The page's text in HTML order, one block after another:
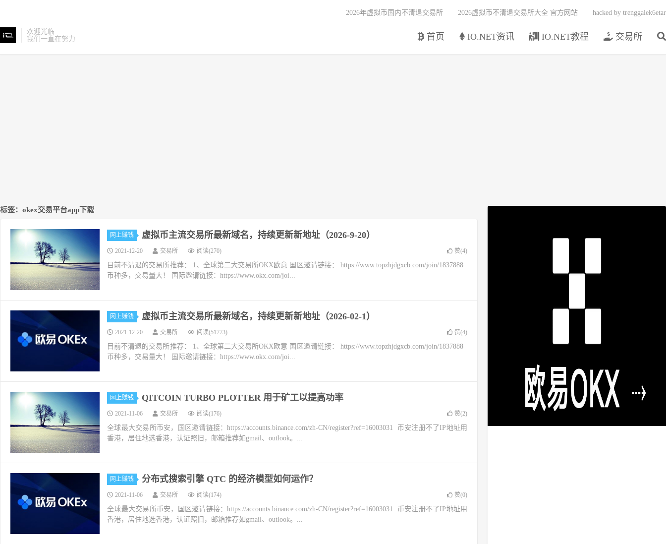
欢迎光临
我们一直在努力
首页 IO.NET资讯 IO.NET教程 交易所
2026年虚拟币国内不清退交易所 2026虚拟币不清退交易所大全 官方网站 hacked by trenggalek6etar
标签：okex交易平台app下载
网上赚钱 虚拟币主流交易所最新域名，持续更新新地址（2026-9-20）
2021-12-20 交易所 阅读(270) 赞(4)
目前不清退的交易所推荐： 1、全球第二大交易所OKX欧意 国区邀请链接： https://www.topzhjdgxcb.com/join/1837888
币种多，交易量大！ 国际邀请链接：https://www.okx.com/joi...
网上赚钱 虚拟币主流交易所最新域名，持续更新新地址（2026-02-1）
2021-12-20 交易所 阅读(51773) 赞(4)
目前不清退的交易所推荐： 1、全球第二大交易所OKX欧意 国区邀请链接： https://www.topzhjdgxcb.com/join/1837888
币种多，交易量大！ 国际邀请链接：https://www.okx.com/joi...
网上赚钱 QITCOIN TURBO PLOTTER 用于矿工以提高功率
2021-11-06 交易所 阅读(176) 赞(2)
全球最大交易所币安，国区邀请链接：https://accounts.binance.com/zh-CN/register?ref=16003031 币安注册不了IP地址用
香港，居住地选香港，认证照旧，邮箱推荐如gmail、outlook。...
网上赚钱 分布式搜索引擎 QTC 的经济模型如何运作？
2021-11-06 交易所 阅读(174) 赞(0)
全球最大交易所币安，国区邀请链接：https://accounts.binance.com/zh-CN/register?ref=16003031 币安注册不了IP地址用
香港，居住地选香港，认证照旧，邮箱推荐如gmail、outlook。...